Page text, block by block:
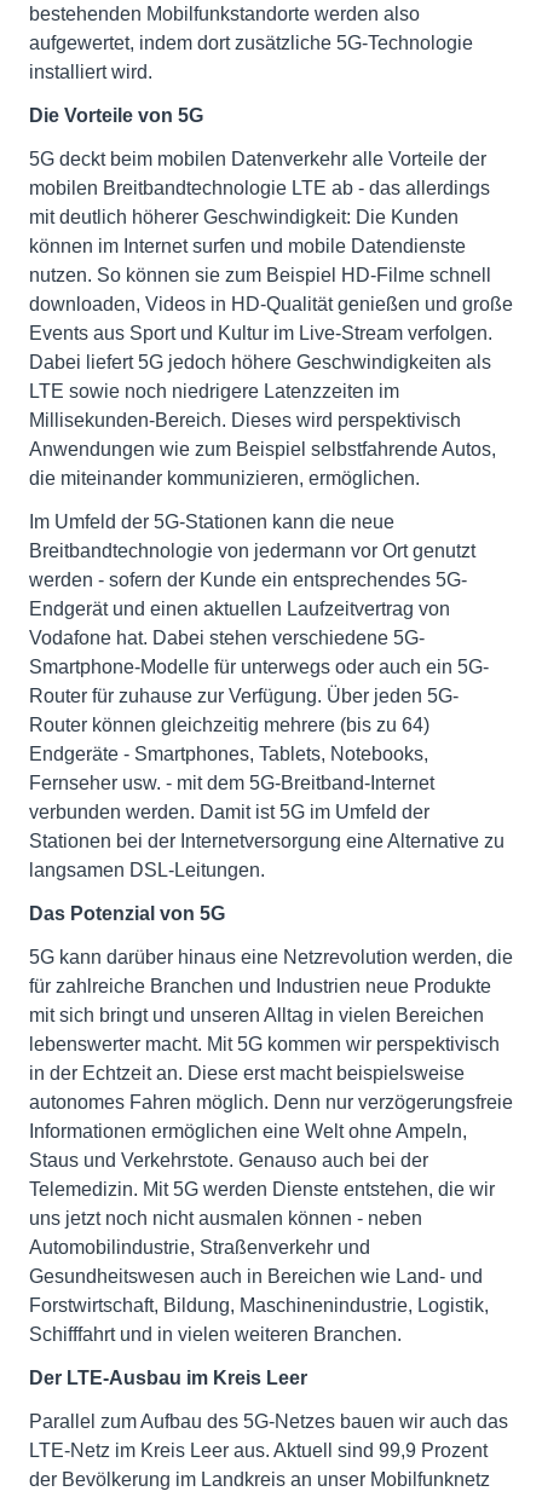
bestehenden Mobilfunkstandorte werden also
aufgewertet, indem dort zusätzliche 5G-Technologie
installiert wird.
Die Vorteile von 5G
5G deckt beim mobilen Datenverkehr alle Vorteile der
mobilen Breitbandtechnologie LTE ab - das allerdings
mit deutlich höherer Geschwindigkeit: Die Kunden
können im Internet surfen und mobile Datendienste
nutzen. So können sie zum Beispiel HD-Filme schnell
downloaden, Videos in HD-Qualität genießen und große
Events aus Sport und Kultur im Live-Stream verfolgen.
Dabei liefert 5G jedoch höhere Geschwindigkeiten als
LTE sowie noch niedrigere Latenzzeiten im
Millisekunden-Bereich. Dieses wird perspektivisch
Anwendungen wie zum Beispiel selbstfahrende Autos,
die miteinander kommunizieren, ermöglichen.
Im Umfeld der 5G-Stationen kann die neue
Breitbandtechnologie von jedermann vor Ort genutzt
werden - sofern der Kunde ein entsprechendes 5G-
Endgerät und einen aktuellen Laufzeitvertrag von
Vodafone hat. Dabei stehen verschiedene 5G-
Smartphone-Modelle für unterwegs oder auch ein 5G-
Router für zuhause zur Verfügung. Über jeden 5G-
Router können gleichzeitig mehrere (bis zu 64)
Endgeräte - Smartphones, Tablets, Notebooks,
Fernseher usw. - mit dem 5G-Breitband-Internet
verbunden werden. Damit ist 5G im Umfeld der
Stationen bei der Internetversorgung eine Alternative zu
langsamen DSL-Leitungen.
Das Potenzial von 5G
5G kann darüber hinaus eine Netzrevolution werden, die
für zahlreiche Branchen und Industrien neue Produkte
mit sich bringt und unseren Alltag in vielen Bereichen
lebenswerter macht. Mit 5G kommen wir perspektivisch
in der Echtzeit an. Diese erst macht beispielsweise
autonomes Fahren möglich. Denn nur verzögerungsfreie
Informationen ermöglichen eine Welt ohne Ampeln,
Staus und Verkehrstote. Genauso auch bei der
Telemedizin. Mit 5G werden Dienste entstehen, die wir
uns jetzt noch nicht ausmalen können - neben
Automobilindustrie, Straßenverkehr und
Gesundheitswesen auch in Bereichen wie Land- und
Forstwirtschaft, Bildung, Maschinenindustrie, Logistik,
Schifffahrt und in vielen weiteren Branchen.
Der LTE-Ausbau im Kreis Leer
Parallel zum Aufbau des 5G-Netzes bauen wir auch das
LTE-Netz im Kreis Leer aus. Aktuell sind 99,9 Prozent
der Bevölkerung im Landkreis an unser Mobilfunknetz